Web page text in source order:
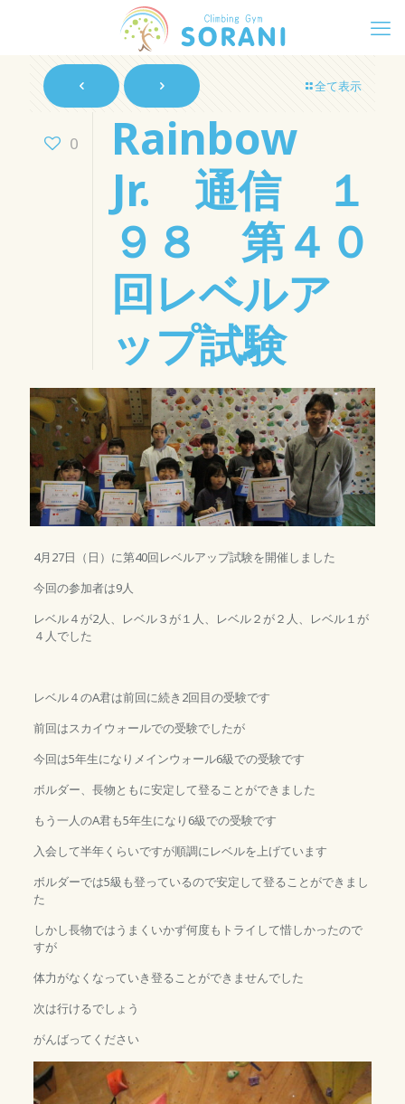
全て表示
0
Rainbow
Jr. 通信 １
９８ 第４０
回レベルア
ップ試験
4月27日（日）に第40回レベルアップ試験を開催しました
今回の参加者は9人
レベル４が2人、レベル３が１人、レベル２が２人、レベル１が
４人でした
レベル４のA君は前回に続き2回目の受験です
前回はスカイウォールでの受験でしたが
今回は5年生になりメインウォール6級での受験です
ボルダー、長物ともに安定して登ることができました
もう一人のA君も5年生になり6級での受験です
入会して半年くらいですが順調にレベルを上げています
ボルダーでは5級も登っているので安定して登ることができまし
た
しかし長物ではうまくいかず何度もトライして惜しかったので
すが
体力がなくなっていき登ることができませんでした
次は行けるでしょう
がんばってください